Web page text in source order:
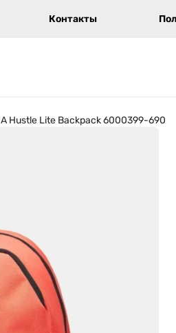
Контакты
Hustle Lite Backpack 6000399-690